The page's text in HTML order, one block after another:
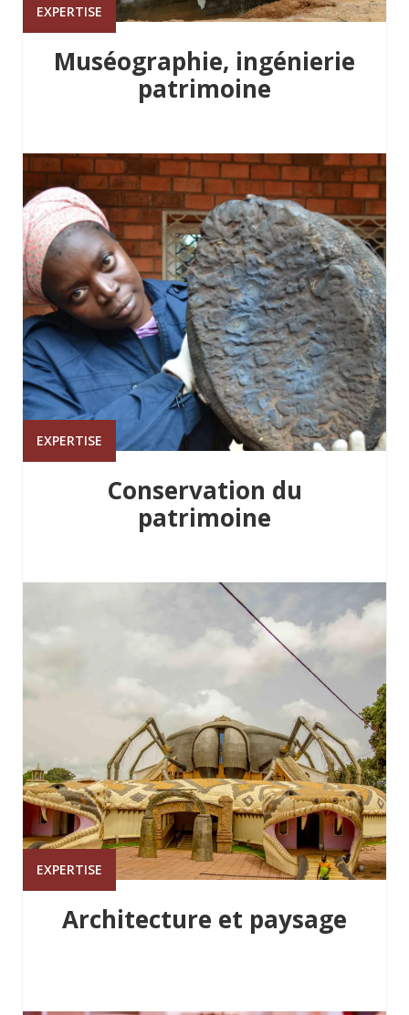
EXPERTISE
Muséographie, ingénierie
patrimoine
EXPERTISE
Conservation du
patrimoine
EXPERTISE
Architecture et paysage